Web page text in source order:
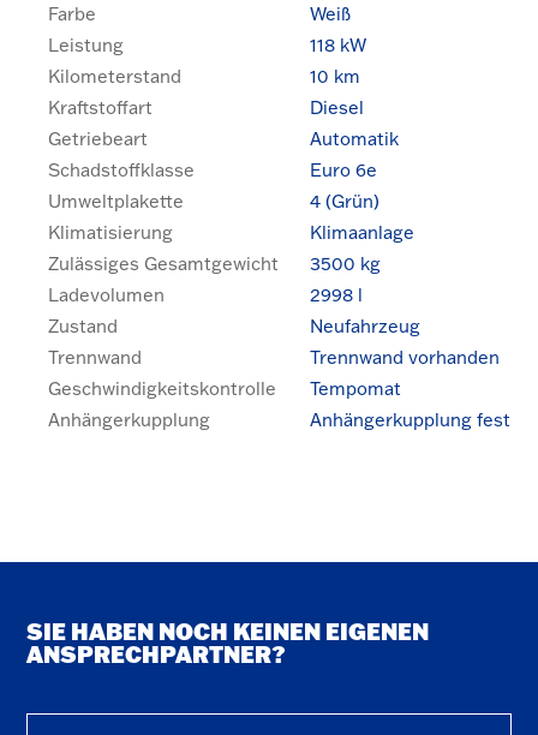
Farbe
Weiß
Leistung
118 kW
Kilometerstand
10 km
Kraftstoffart
Diesel
Getriebeart
Automatik
Schadstoffklasse
Euro 6e
Umweltplakette
4 (Grün)
Klimatisierung
Klimaanlage
Zulässiges Gesamtgewicht
3500 kg
Ladevolumen
2998 l
Zustand
Neufahrzeug
Trennwand
Trennwand vorhanden
Geschwindigkeitskontrolle
Tempomat
Anhängerkupplung
Anhängerkupplung fest
SIE HABEN NOCH KEINEN EIGENEN
ANSPRECHPARTNER?